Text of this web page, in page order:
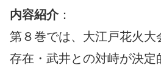
内容紹介：
第８巻では、大江戸花火大
存在・武井との対峙が決定